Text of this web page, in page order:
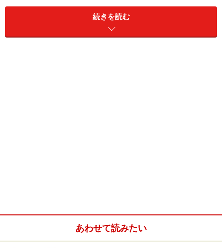
エクセルで「####(シャープ)」や
「1.235E+10」と表示されたら…
続きを読む
あわせて読みたい